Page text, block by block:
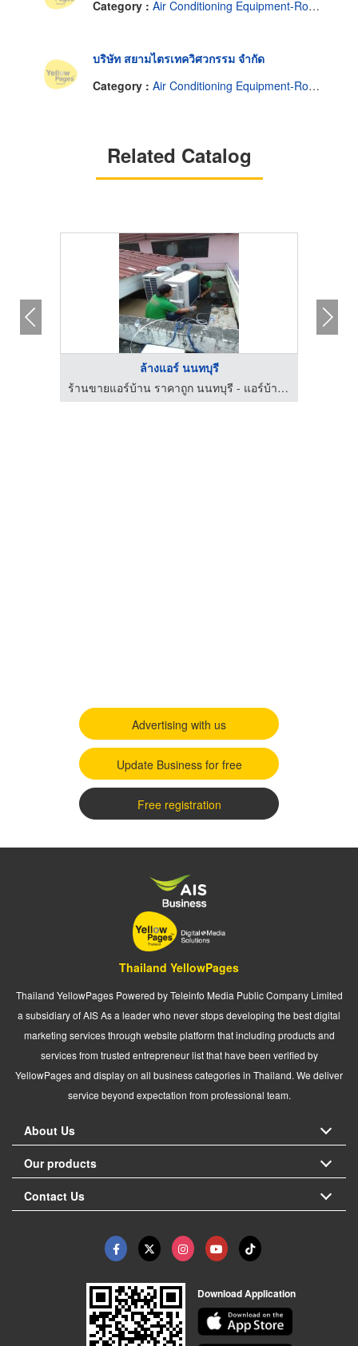
Category : Air Conditioning Equipment-Room & Split
บริษัท สยามไตรเทควิศวกรรม จำกัด
Category : Air Conditioning Equipment-Room & Split
Related Catalog
ล้างแอร์ นนทบุรี
ร้านขายแอร์บ้าน ราคาถูก นนทบุรี - แอร์บ้าน - แอร์ดี
Advertising with us
Update Business for free
Free registration
Thailand YellowPages
Thailand YellowPages Powered by Teleinfo Media Public Company Limited
a subsidiary of AIS As a leader who never stops developing the best digital
marketing services through website platform that including products and
services from trusted entrepreneur list that have been verified by
YellowPages and display on all business categories in Thailand. We deliver
service beyond expectation from professional team.
About Us
Our products
Contact Us
Download Application